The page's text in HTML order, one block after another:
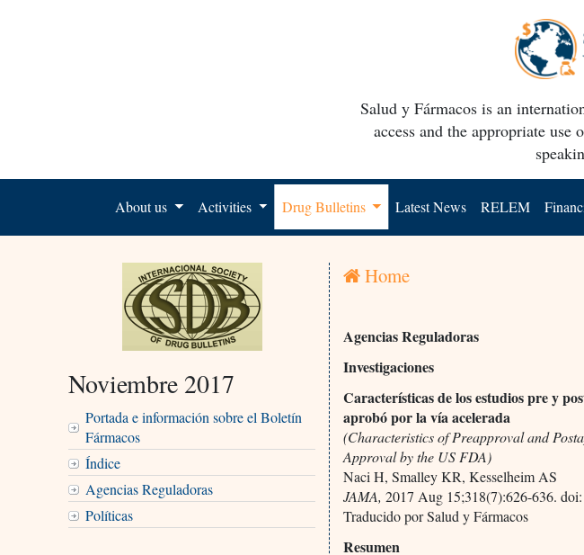
Salud y Fármacos is an
access and the appropriate use
About us Activities Drug Bulletins Latest News RELEM
Noviembre 2017
Portada e información sobre el Boletín
Fármacos
Índice
Agencias Reguladoras
Políticas
Home
Agencias Reguladoras
Investigaciones
Características de los estudios pre y
aprobó por la vía acelerada
(Characteristics of Preapproval and
Approval by the US FDA)
Naci H, Smalley KR, Kesselheim AS
JAMA, 2017 Aug 15;318(7):626-636.
Traducido por Salud y Fármacos
Resumen